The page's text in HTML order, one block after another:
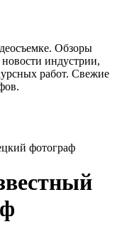
Обзоры
индустрии,
работ. Свежие
фотограф